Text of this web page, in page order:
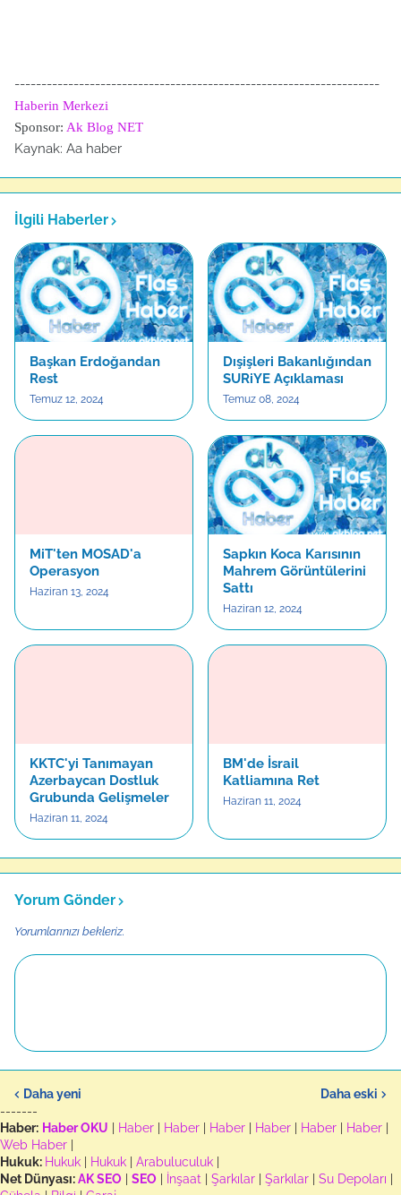
--------------------------------------------------------------------
Haberin Merkezi
Sponsor: Ak Blog NET
Kaynak: Aa haber
İlgili Haberler
Başkan Erdoğandan
Rest
Temuz 12, 2024
Dışişleri Bakanlığından
SURiYE Açıklaması
Temuz 08, 2024
MiT'ten MOSAD'a
Operasyon
Haziran 13, 2024
Sapkın Koca Karısının
Mahrem Görüntülerini
Sattı
Haziran 12, 2024
KKTC'yi Tanımayan
Azerbaycan Dostluk
Grubunda Gelişmeler
Haziran 11, 2024
BM'de İsrail
Katliamına Ret
Haziran 11, 2024
Yorum Gönder
Yorumlarınızı bekleriz.
Daha yeni
Daha eski
-------
Haber: Haber OKU Haber Haber Haber Haber Haber Haber
Web Haber
Hukuk: Hukuk Hukuk Arabuluculuk
Net Dünyası:AK SEO SEO İnşaat Şarkılar Şarkılar Su Depoları